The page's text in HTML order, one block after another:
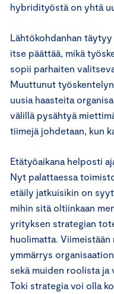
hybridityöstä on yhtä
Lähtökohdanhan
itse päättää, mikä
sopii parhaiten
Muuttunut
uusia haasteita
välillä pysähtyä
tiimejä johdetaan, kun
Etätyöaikana helposti
Nyt palattaessa
etäily jatkuisikin on
mihin sitä oltiinkaan
yrityksen strategian
huolimatta.
ymmärrys
sekä muiden roolista
Toki strategia voi olla